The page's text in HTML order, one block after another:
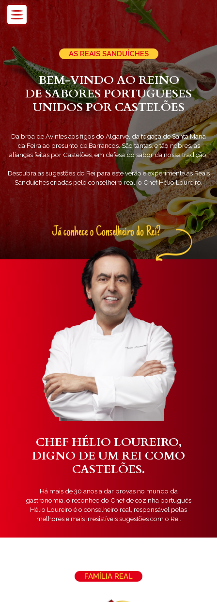
Skip
content
AS REAIS SANDUÍCHES
BEM-VINDO AO REINO
DE SABORES PORTUGUESES
UNIDOS POR CASTELÕES
Da broa de Avintes aos figos do Algarve, da fogaça de Santa Maria
da Feira ao presunto de Barrancos. São tantas, e tão nobres, as
alianças feitas por Castelões, em defesa do sabor da nossa tradição.
Descubra as sugestões do Rei para este verão e experimente as Reais
Sanduíches criadas pelo conselheiro real, o Chef Hélio Loureiro.
CHEF HÉLIO LOUREIRO,
DIGNO DE UM REI COMO
CASTELÕES.
Há mais de 30 anos a dar provas no mundo da
gastronomia, o reconhecido Chef de cozinha português
Hélio Loureiro é o conselheiro real, responsável pelas
melhores e mais irresistíveis sugestões com o Rei.
FAMÍLIA REAL